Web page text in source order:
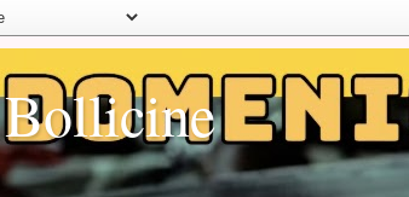
Bollicine